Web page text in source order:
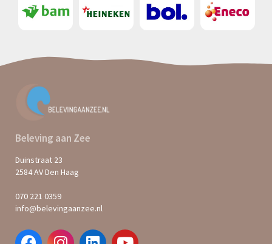
Beleving aan Zee
Duinstraat 23
2584 AV Den Haag
070 221 0359
info@belevingaanzee.nl